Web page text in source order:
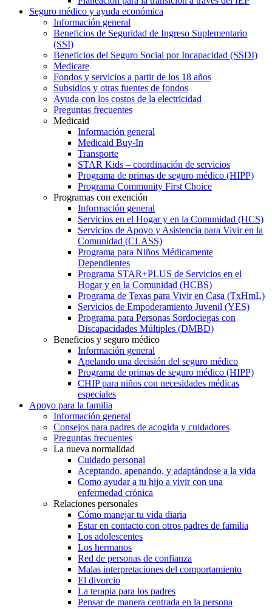
Seguro médico y ayuda económica
Información general
Beneficios de Seguridad de Ingreso Suplementario
(SSI)
Beneficios del Seguro Social por Incapacidad (SSDI)
Medicare
Fondos y servicios a partir de los 18 años
Subsidios y otras fuentes de fondos
Ayuda con los costos de la electricidad
Preguntas frecuentes
Medicaid
Información general
Medicaid Buy-In
Transporte
STAR Kids – coordinación de servicios
Programa de primas de seguro médico (HIPP)
Programa Community First Choice
Programas con exención
Información general
Servicios en el Hogar y en la Comunidad (HCS)
Servicios de Apoyo y Asistencia para Vivir en la
Comunidad (CLASS)
Programa para Niños Médicamente
Dependientes
Programa STAR+PLUS de Servicios en el
Hogar y en la Comunidad (HCBS)
Programa de Texas para Vivir en Casa (TxHmL)
Servicios de Empoderamiento Juvenil (YES)
Programa para Personas Sordociegas con
Discapacidades Múltiples (DMBD)
Beneficios y seguro médico
Información general
Apelando una decisión del seguro médico
Programa de primas de seguro médico (HIPP)
CHIP para niños con necesidades médicas
especiales
Apoyo para la familia
Información general
Consejos para padres de acogida y cuidadores
Preguntas frecuentes
La nueva normalidad
Cuidado personal
Aceptando, apenando, y adaptándose a la vida
Como ayudar a tu hijo a vivir con una
enfermedad crónica
Relaciones personales
Cómo manejar tu vida diaria
Estar en contacto con otros padres de familia
Los adolescentes
Los hermanos
Red de personas de confianza
Malas interpretaciones del comportamiento
El divorcio
La terapia para los padres
Pensar de manera centrada en la persona